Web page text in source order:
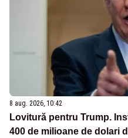
8 aug. 2026, 10:42
Lovitură pentru Trump.
400 de milioane de dolari